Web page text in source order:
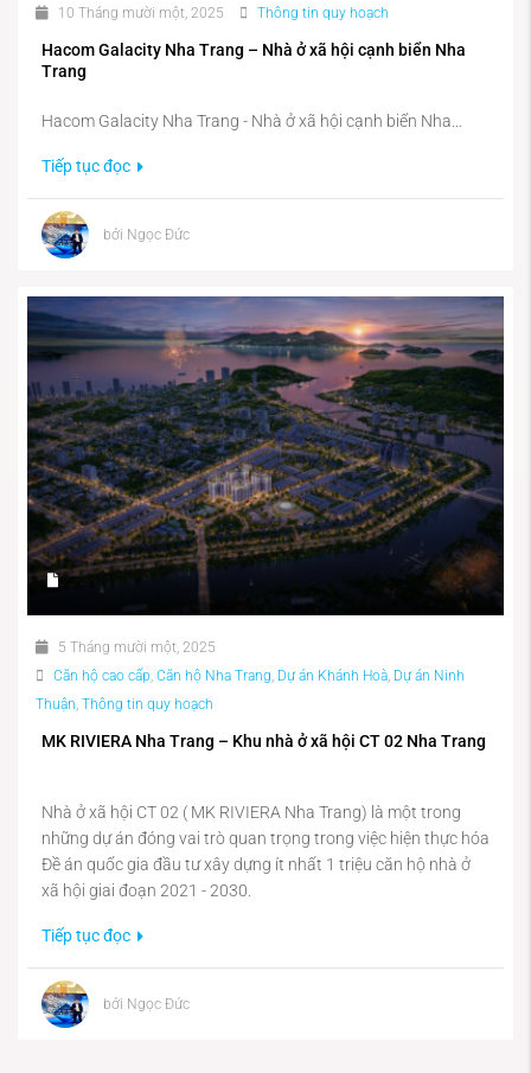
10 Tháng mười một, 2025 Thông tin quy hoạch
Hacom Galacity Nha Trang – Nhà ở xã hội cạnh biển Nha
Trang
Hacom Galacity Nha Trang - Nhà ở xã hội cạnh biển Nha...
Tiếp tục đọc
bởi Ngọc Đức
5 Tháng mười một, 2025
Căn hộ cao cấp, Căn hộ Nha Trang, Dự án Khánh Hoà, Dự án Ninh
Thuận, Thông tin quy hoạch
MK RIVIERA Nha Trang – Khu nhà ở xã hội CT 02 Nha Trang
Nhà ở xã hội CT 02 ( MK RIVIERA Nha Trang) là một trong
những dự án đóng vai trò quan trọng trong việc hiện thực hóa
Đề án quốc gia đầu tư xây dựng ít nhất 1 triệu căn hộ nhà ở
xã hội giai đoạn 2021 - 2030.
Tiếp tục đọc
bởi Ngọc Đức